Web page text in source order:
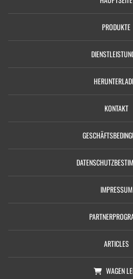
PRODUKTE
KONTAKT
IMPRESSUM
ARTICLES
WAGEN